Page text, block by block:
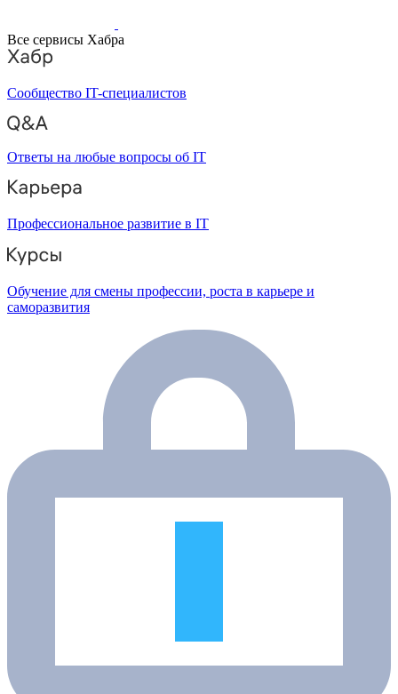
Все сервисы Хабра
Сообщество IT-специалистов
Ответы на любые вопросы об IT
Профессиональное развитие в IT
Обучение для смены профессии, роста в карьере и
саморазвития